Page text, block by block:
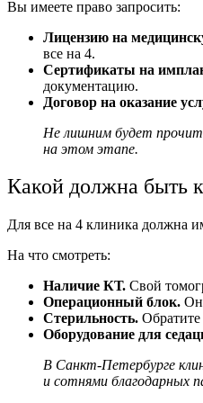
Вы имеете право запросить:
Лицензию на
все на 4.
Сертификаты на
документацию.
Договор на оказание
Не лишним будет
на этом этапе.
Какой должна быть
Для все на 4 клиника должна
На что смотреть:
Наличие КТ. Свой
Операционный блок. Он
Стерильность.
Оборудование для
В Санкт‑Петербурге
и сотнями благодарных